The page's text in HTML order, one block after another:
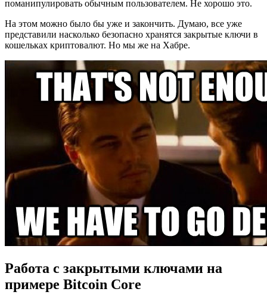
поманипулировать обычным пользователем. Не хорошо это.
На этом можно было бы уже и закончить. Думаю, все уже
представили насколько безопасно хранятся закрытые ключи в
кошельках криптовалют. Но мы же на Хабре.
Работа с закрытыми ключами на
примере Bitcoin Core